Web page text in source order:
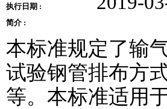
执行日期 :
简介 :
本标准规定了输
试验钢管排布方
等。本标准适用